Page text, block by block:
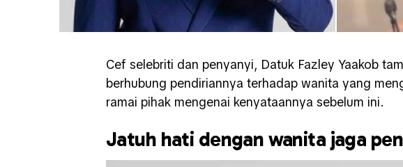
Cef selebriti dan penyanyi, Datuk Fazley Yaakob
berhubung pendiriannya terhadap wanita yang
ramai pihak mengenai kenyataannya sebelum ini.
Jatuh hati dengan wanita jaga